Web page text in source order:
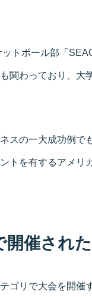
トボール部「
関わっており、大
スの一大成功例で
トを有するアメリ
催され
ゴリで大会を開